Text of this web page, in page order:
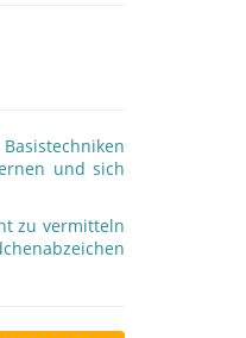
und sich
zu vermitteln